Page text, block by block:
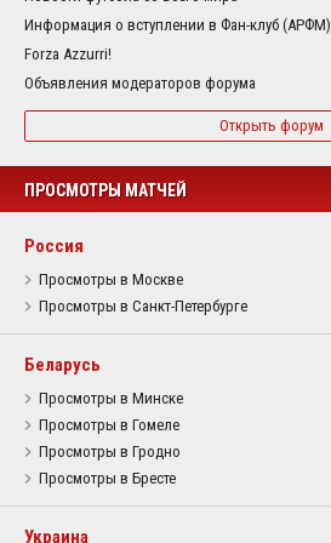
Информация о вступлении в Фан-клуб (АРФМ)
Forza Azzurri!
Объявления модераторов форума
Открыть форум
ПРОСМОТРЫ МАТЧЕЙ
Россия
Просмотры в Москве
Просмотры в Санкт-Петербурге
Беларусь
Просмотры в Минске
Просмотры в Гомеле
Просмотры в Гродно
Просмотры в Бресте
Украина